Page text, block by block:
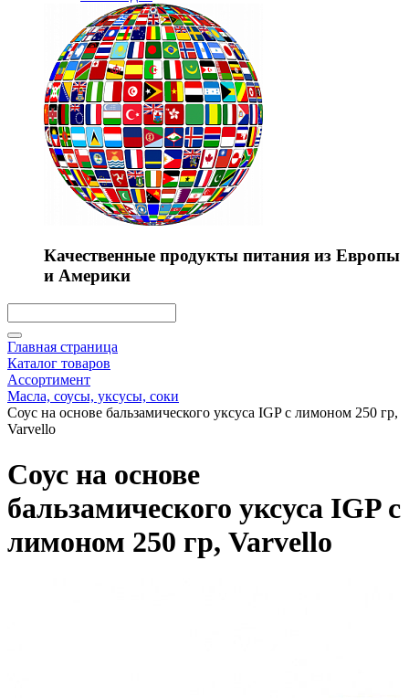
Качественные продукты питания из Европы
и Америки
Главная страница
Каталог товаров
Ассортимент
Масла, соусы, уксусы, соки
Соус на основе бальзамического уксуса IGP с лимоном 250 гр,
Varvello
Соус на основе
бальзамического уксуса IGP с
лимоном 250 гр, Varvello